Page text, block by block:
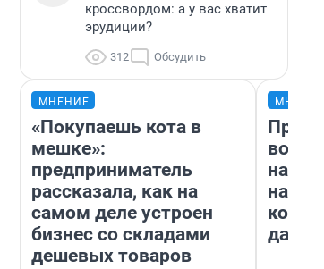
кроссвордом: а у вас хватит
эрудиции?
312 Обсудить
МНЕНИЕ
«Покупаешь кота в
мешке»:
предприниматель
рассказала, как на
самом деле устроен
бизнес со складами
дешевых товаров
нам
даже